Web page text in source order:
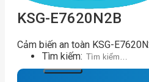
Tìm kiếm:
KSG-E7620N2B
Cảm biến an toàn KSG-